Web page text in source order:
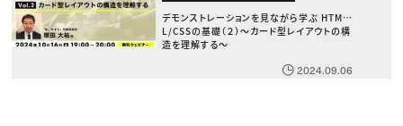
デモンストレーションを見ながら学ぶ HTM
L/CSSの基礎（２）〜カード型レイアウトの構
造を理解する〜
2024.09.06